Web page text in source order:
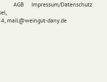
AGB Impressum/Datenschutz
mail@weingut-dany.de